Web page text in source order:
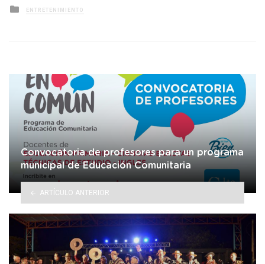
Posted
in
ENTRETENIMIENTO
Convocatoria de profesores para un programa
municipal de Educación Comunitaria
ARTÍCULO ANTERIOR